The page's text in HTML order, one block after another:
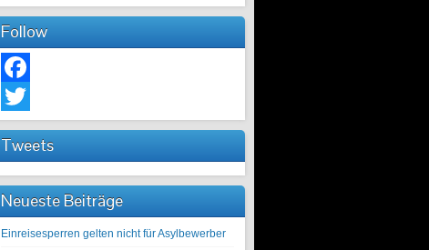
Follow
Facebook
Tweets
Neueste Beiträge
Einreisesperren gelten nicht für Asylbewerber